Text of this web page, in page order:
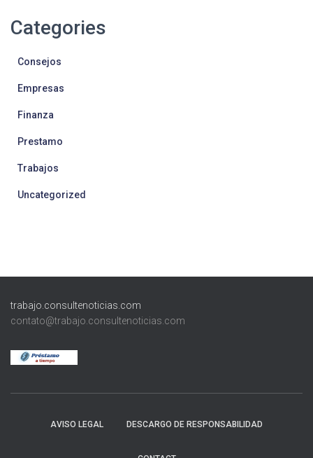
Categories
Consejos
Empresas
Finanza
Prestamo
Trabajos
Uncategorized
trabajo.consultenoticias.com
contato@trabajo.consultenoticias.com
AVISO LEGAL DESCARGO DE RESPONSABILIDAD